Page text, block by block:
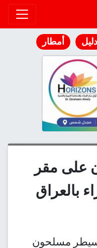
دليل أمطار
على مقر
بالعراق
مسلحون